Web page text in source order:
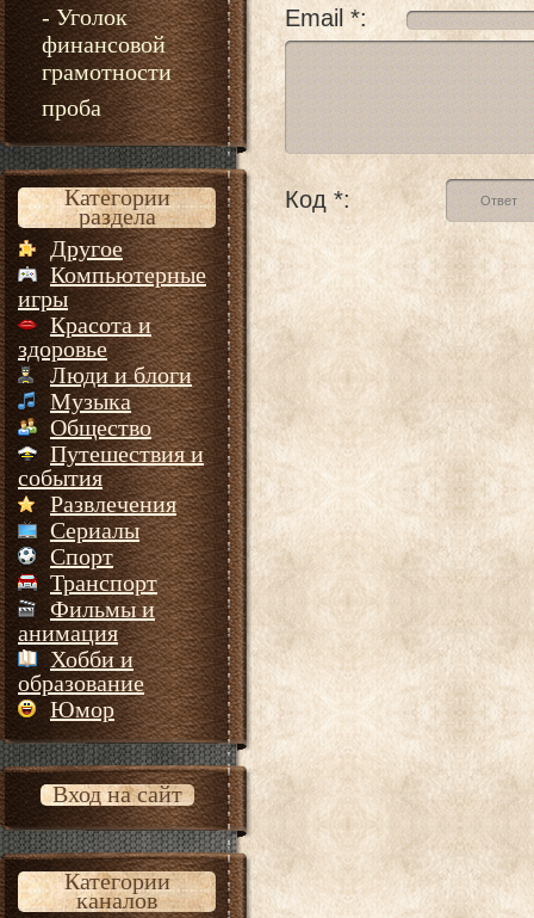
- Уголок
финансовой
грамотности
проба
Категории
раздела
Другое
Компьютерные
игры
Красота и
здоровье
Люди и блоги
Музыка
Общество
Путешествия и
события
Развлечения
Сериалы
Спорт
Транспорт
Фильмы и
анимация
Хобби и
образование
Юмор
Вход на сайт
Категории
каналов
Email *:
Код *: